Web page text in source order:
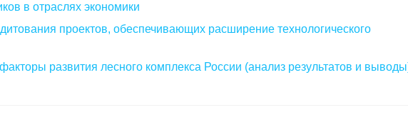
в отраслях экономики
проектов, обеспечивающих расширение технологического
развития лесного комплекса России (анализ результатов и